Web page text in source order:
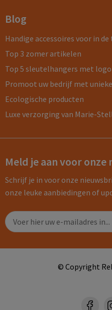
Blog
Handige accessoires voor in de
Top 3 zomer artikelen
Top 5 sleutelhangers met logo
Promoot uw bedrijf met
Ecologische producten
Luxe verzorging van Marie-
Meld je aan voor
Schrijf je in voor onze
onze leuke aanbiedingen of
© Copyright